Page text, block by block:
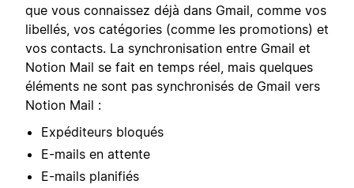
que vous connaissez déjà dans Gmail, comme vos
libellés, vos catégories (comme les promotions) et
vos contacts. La synchronisation entre Gmail et
Notion Mail se fait en temps réel, mais quelques
éléments ne sont pas synchronisés de Gmail vers
Notion Mail :
Expéditeurs bloqués
E-mails en attente
E-mails planifiés